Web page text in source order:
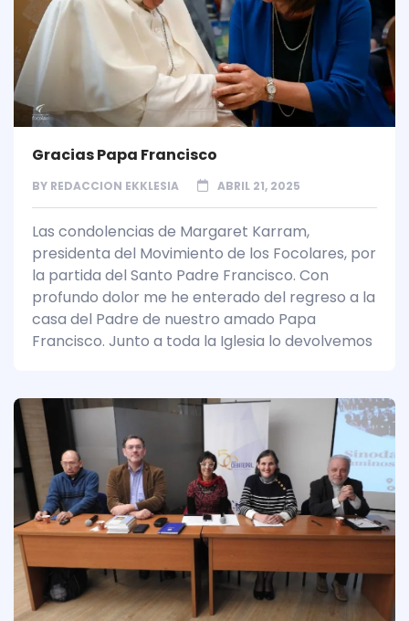
Gracias Papa Francisco
BY REDACCION EKKLESIA ABRIL 21, 2025
Las condolencias de Margaret Karram,
presidenta del Movimiento de los Focolares, por
la partida del Santo Padre Francisco. Con
profundo dolor me he enterado del regreso a la
casa del Padre de nuestro amado Papa
Francisco. Junto a toda la Iglesia lo devolvemos